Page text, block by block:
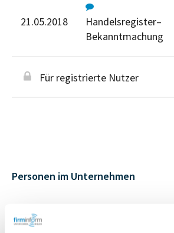
21.05.2018
Handelsregister–
Bekanntmachung
Für registrierte Nutzer
Personen im Unternehmen
Geschäftsführer (1)